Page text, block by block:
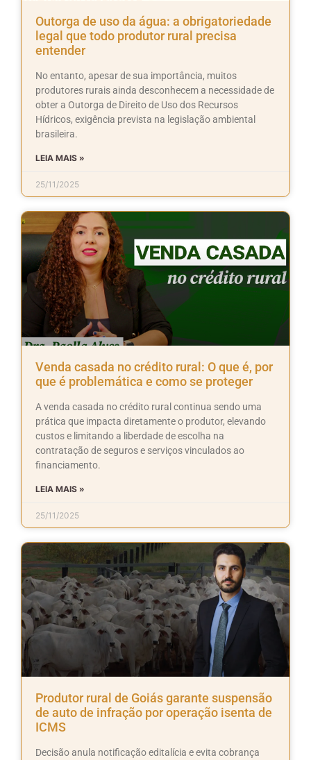
Outorga de uso da água: a obrigatoriedade
legal que todo produtor rural precisa
entender
No entanto, apesar de sua importância, muitos
produtores rurais ainda desconhecem a necessidade de
obter a Outorga de Direito de Uso dos Recursos
Hídricos, exigência prevista na legislação ambiental
brasileira.
LEIA MAIS »
25/11/2025
Venda casada no crédito rural: O que é, por
que é problemática e como se proteger
A venda casada no crédito rural continua sendo uma
prática que impacta diretamente o produtor, elevando
custos e limitando a liberdade de escolha na
contratação de seguros e serviços vinculados ao
financiamento.
LEIA MAIS »
25/11/2025
Produtor rural de Goiás garante suspensão
de auto de infração por operação isenta de
ICMS
Decisão anula notificação editalícia e evita cobrança